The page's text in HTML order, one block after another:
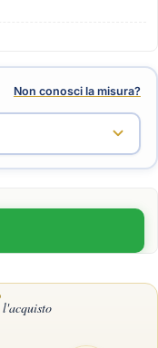
Non conosci la misura?